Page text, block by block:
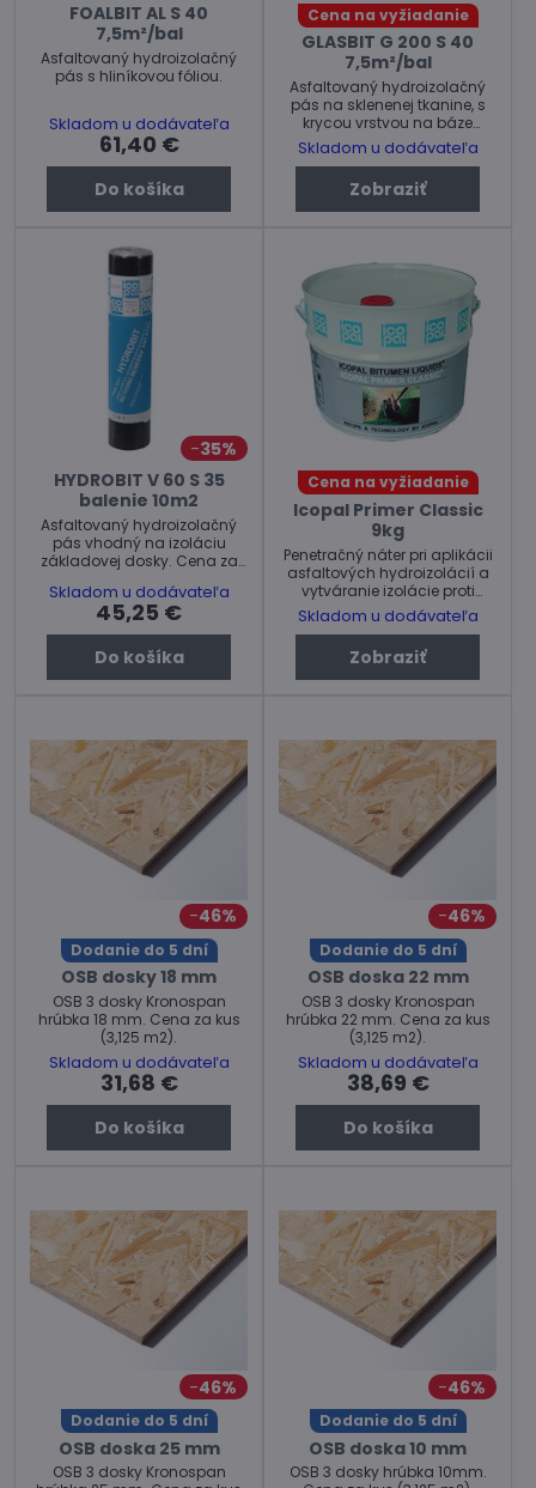
FOALBIT AL S 40
7,5m²/bal
Asfaltovaný hydroizolačný
pás s hliníkovou fóliou.
Skladom u dodávateľa
61,40 €
Do košíka
Cena na vyžiadanie
GLASBIT G 200 S 40
7,5m²/bal
Asfaltovaný hydroizolačný
pás na sklenenej tkanine, s
krycou vrstvou na báze
oxidovaného asfaltu s
plnidlom, na vrchnej strane
jemným minerálnym
posypom a na spodnej
strane separačnou fóliou. Je
hydroizolačných systémoch
systémoch spodných
stavieb ako pás proti tlakovej
vode typ T. Neodporúča sa
jeho používanie ako vrchná
vrstva...
Skladom u dodávateľa
Zobraziť
35%
HYDROBIT V 60 S 35
balenie 10m2
Asfaltovaný hydroizolačný
pás vhodný na izoláciu
základovej dosky. Cena za
Skladom u dodávateľa
45,25 €
Do košíka
Cena na vyžiadanie
Icopal Primer Classic
9kg
Penetračný náter pri aplikácii
asfaltových hydroizolácií a
vytváranie izolácie proti
vlhkosti.
Skladom u dodávateľa
Zobraziť
46%
Dodanie do 5 dní
OSB dosky 18 mm
OSB 3 dosky Kronospan
hrúbka 18 mm. Cena za kus
(3,125 m2).
Skladom u dodávateľa
31,68 €
Do košíka
46%
Dodanie do 5 dní
OSB doska 22 mm
OSB 3 dosky Kronospan
hrúbka 22 mm. Cena za kus
(3,125 m2).
Skladom u dodávateľa
38,69 €
Do košíka
46%
Dodanie do 5 dní
OSB doska 25 mm
OSB 3 dosky Kronospan
46%
Dodanie do 5 dní
OSB doska 10 mm
OSB 3 dosky hrúbka 10mm.